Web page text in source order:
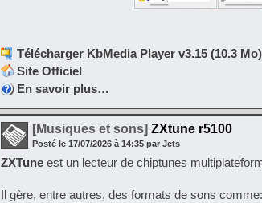
Télécharger KbMedia Player v3.15 (10.3 Mo)
Site Officiel
En savoir plus…
[Musiques et sons] ZXtune r5100
Posté le 17/07/2026 à 14:35 par Jets
ZXTune est un lecteur de chiptunes
Il gère, entre autres, des formats de sons